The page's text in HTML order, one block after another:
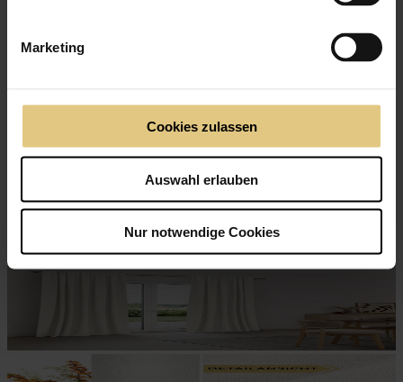
Marketing
Cookies zulassen
Auswahl erlauben
Nur notwendige Cookies
CHF 57
Lichtdurchlässig